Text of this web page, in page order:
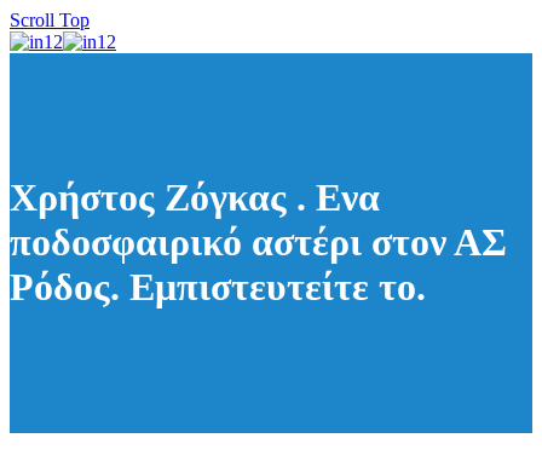
Scroll Top
Χρήστος Ζόγκας . Ενα
ποδοσφαιρικό αστέρι στον ΑΣ
Ρόδος. Εμπιστευτείτε το.